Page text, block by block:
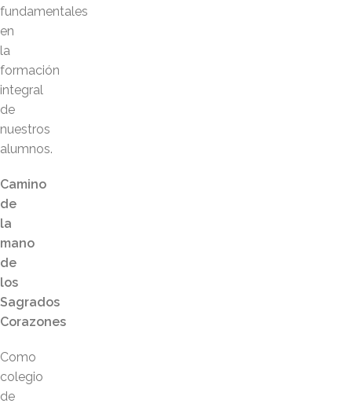
fundamentales
en
la
formación
integral
de
nuestros
alumnos.
Camino
de
la
mano
de
los
Sagrados
Corazones
Como
colegio
de